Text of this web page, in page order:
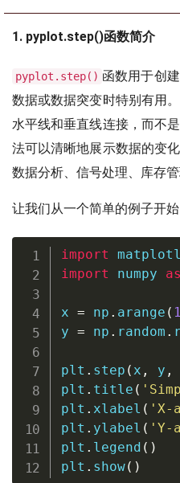
1. pyplot.step()函数简介
pyplot.step() 函数用于创
数据或数据突变时特别有用
水平线和垂直线连接，而不
法可以清晰地展示数据的变
数据分析、信号处理、库存管
让我们从一个简单的例子开始
import
import numpy as
x = np . arange (
y = np . random .
plt . step ( x , y ,
plt . title (
plt . xlabel ( 'X-
plt . ylabel ( 'Y-
plt . legend ( )
plt . show( )